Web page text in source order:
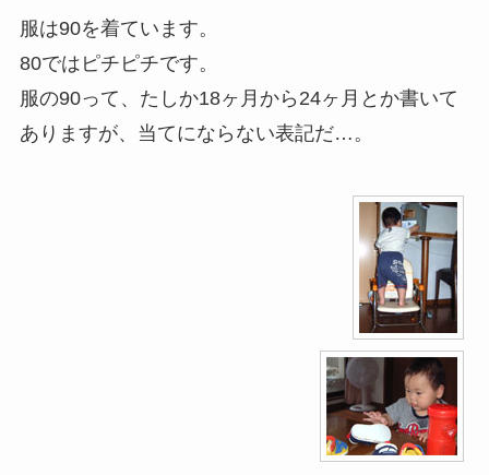
服は90を着ています。
80ではピチピチです。
服の90って、たしか18ヶ月から24ヶ月とか書いて
ありますが、当てにならない表記だ…。